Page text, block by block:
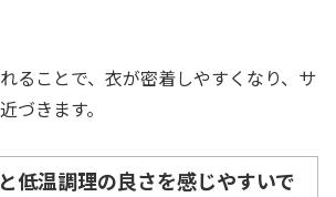
ることで、衣が密着しやすくなり、サ
づきます。
低温調理の良さを感じやすいで